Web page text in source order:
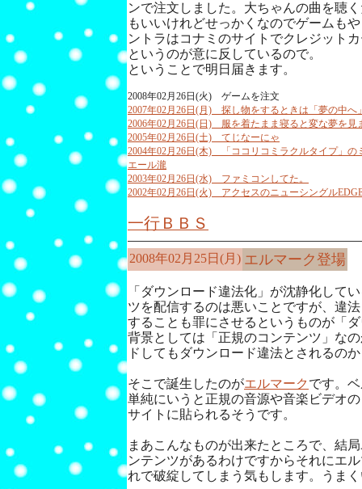
ンで注文しました。大ちゃんの曲を聴
もいいけれどせっかくなのでゲームも
ントラはコナミのサイトでクレジット
というのが意に反しているので。
ということで明日届きます。
2008年02月26日(火) ゲームを注文
2007年02月26日(月) 探し物をするときは「夢の中へ
2006年02月26日(日) 服を着たまま寝ると変な夢を見
2005年02月26日(土) てじなーにゃ
2004年02月26日(木) 「ココリコミラクルタイプ」の
エール瀧
2003年02月26日(水) ファミコンしてた。
2002年02月26日(火) アクセスのニューシングル
一行ＢＢＳ
2008年02月25日(月) エルマーク登場
「ダウンロード違法化」が沈静化して
ツを配信するのは悪いことですが、違
することも罪にさせるというものが「
背景としては「正規のコンテンツ」な
ドしてもダウンロード違法とされるの
そこで誕生したのがエルマーク です。
単純にいうと正規の音源や音楽ビデオ
サイトに貼られるそうです。
まあこんなものが出来たところで、結
ンテンツがあるわけですからそれにエ
れで破綻してしまう気もします。うま